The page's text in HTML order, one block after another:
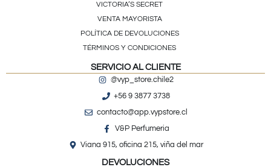
VICTORIA’S SECRET
VENTA MAYORISTA
POLÍTICA DE DEVOLUCIONES
TÉRMINOS Y CONDICIONES
SERVICIO AL CLIENTE
@vyp_store.chile2
+56 9 3877 3738
contacto@app.vypstore.cl
V&P Perfumeria
Viana 915, oficina 215, viña del mar
DEVOLUCIONES